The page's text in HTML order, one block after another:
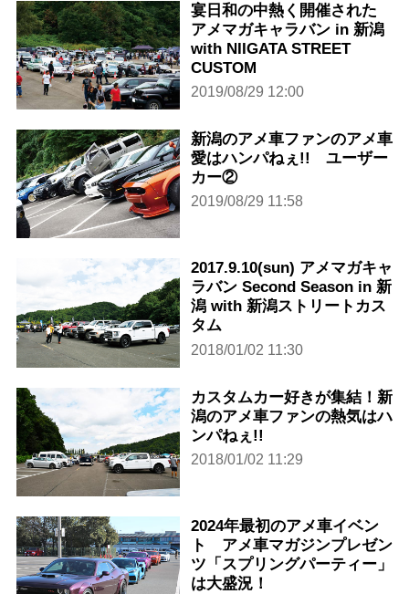
宴日和の中熱く開催された
アメマガキャラバン in 新潟
with NIIGATA STREET
CUSTOM
2019/08/29 12:00
新潟のアメ車ファンのアメ車
愛はハンパねぇ!! ユーザー
カー②
2019/08/29 11:58
2017.9.10(sun) アメマガキャ
ラバン Second Season in 新
潟 with 新潟ストリートカス
タム
2018/01/02 11:30
カスタムカー好きが集結！新
潟のアメ車ファンの熱気はハ
ンパねぇ!!
2018/01/02 11:29
2024年最初のアメ車イベン
ト アメ車マガジンプレゼン
ツ「スプリングパーティー」
は大盛況！